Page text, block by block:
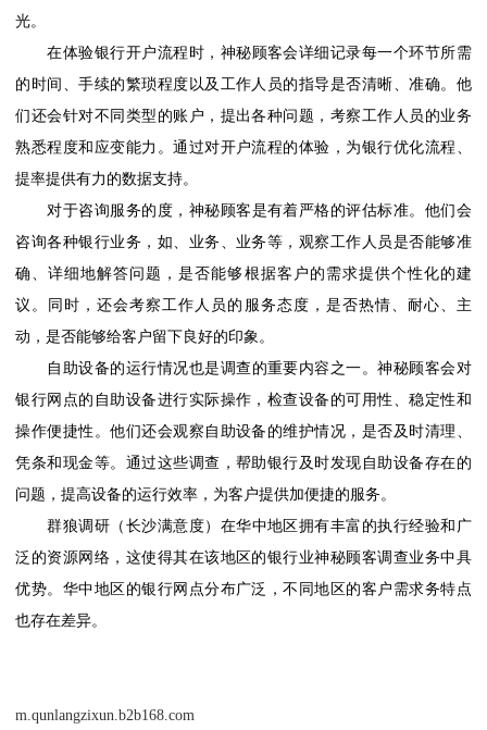
光。
在体验银行开户流程时，神秘顾客会详细记录每一个环节所需
的时间、手续的繁琐程度以及工作人员的指导是否清晰、准确。他
们还会针对不同类型的账户，提出各种问题，考察工作人员的业务
熟悉程度和应变能力。通过对开户流程的体验，为银行优化流程、
提率提供有力的数据支持。
对于咨询服务的度，神秘顾客是有着严格的评估标准。他们会
咨询各种银行业务，如、业务、业务等，观察工作人员是否能够准
确、详细地解答问题，是否能够根据客户的需求提供个性化的建
议。同时，还会考察工作人员的服务态度，是否热情、耐心、主
动，是否能够给客户留下良好的印象。
自助设备的运行情况也是调查的重要内容之一。神秘顾客会对
银行网点的自助设备进行实际操作，检查设备的可用性、稳定性和
操作便捷性。他们还会观察自助设备的维护情况，是否及时清理、
凭条和现金等。通过这些调查，帮助银行及时发现自助设备存在的
问题，提高设备的运行效率，为客户提供加便捷的服务。
群狼调研（长沙满意度）在华中地区拥有丰富的执行经验和广
泛的资源网络，这使得其在该地区的银行业神秘顾客调查业务中具
优势。华中地区的银行网点分布广泛，不同地区的客户需求务特点
也存在差异。
m.qunlangzixun.b2b168.com